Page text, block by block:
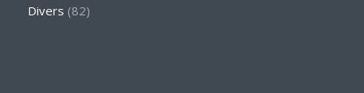
Divers (82)